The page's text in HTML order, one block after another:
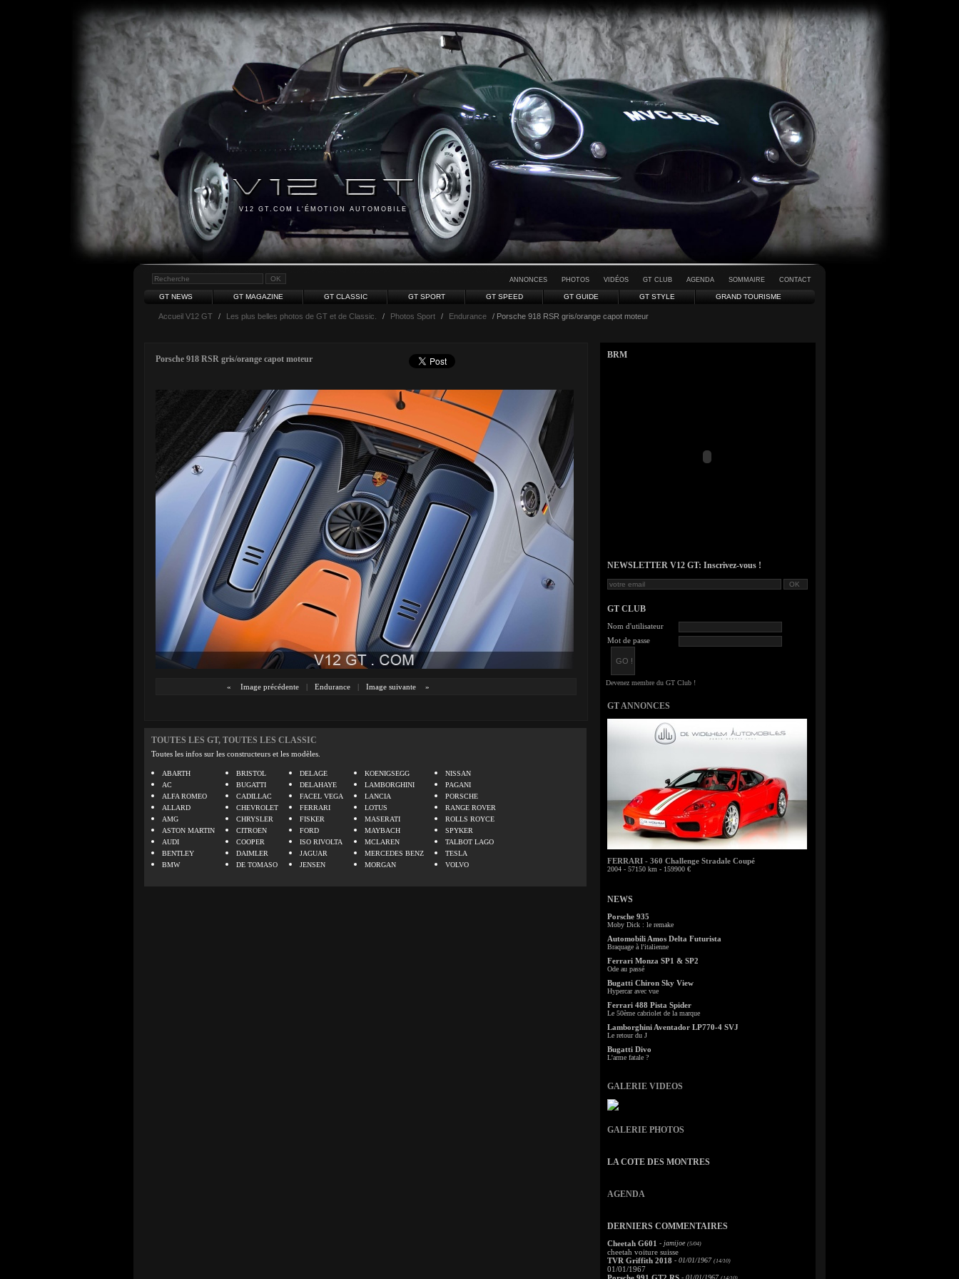
V12 GT.COM L'ÉMOTION AUTOMOBILE
ANNONCES PHOTOS VIDÉOS GT CLUB AGENDA SOMMAIRE CONTACT
GT NEWS GT MAGAZINE GT CLASSIC GT SPORT GT SPEED GT GUIDE GT STYLE GRAND TOURISME
Accueil V12 GT / Les plus belles photos de GT et de Classic. / Photos Sport / Endurance / Porsche 918 RSR gris/orange capot moteur
Porsche 918 RSR gris/orange capot moteur
« Image précédente | Endurance | Image suivante »
TOUTES LES GT, TOUTES LES CLASSIC
Toutes les infos sur les constructeurs et les modèles.
ABARTH
AC
ALFA ROMEO
ALLARD
AMG
ASTON MARTIN
AUDI
BENTLEY
BMW
BRISTOL
BUGATTI
CADILLAC
CHEVROLET
CHRYSLER
CITROEN
COOPER
DAIMLER
DE TOMASO
DELAGE
DELAHAYE
FACEL VEGA
FERRARI
FISKER
FORD
ISO RIVOLTA
JAGUAR
JENSEN
KOENIGSEGG
LAMBORGHINI
LANCIA
LOTUS
MASERATI
MAYBACH
MCLAREN
MERCEDES BENZ
MORGAN
NISSAN
PAGANI
PORSCHE
RANGE ROVER
ROLLS ROYCE
SPYKER
TALBOT LAGO
TESLA
VOLVO
BRM
NEWSLETTER V12 GT: Inscrivez-vous !
GT CLUB
Nom d'utilisateur
Mot de passe
GT ANNONCES
FERRARI - 360 Challenge Stradale Coupé
2004 - 57150 km - 159900 €
NEWS
Porsche 935
Moby Dick : le remake
Automobili Amos Delta Futurista
Braquage à l'italienne
Ferrari Monza SP1 & SP2
Ode au passé
Bugatti Chiron Sky View
Hypercar avec vue
Ferrari 488 Pista Spider
Le 50ème cabriolet de la marque
Lamborghini Aventador LP770-4 SVJ
Le retour du J
Bugatti Divo
L'arme fatale ?
GALERIE VIDEOS
GALERIE PHOTOS
LA COTE DES MONTRES
AGENDA
DERNIERS COMMENTAIRES
Cheetah G601 - jamijoe (5/04)
cheetah voiture suisse
TVR Griffith 2018 - 01/01/1967 (14/10)
01/01/1967
- 01/01/1967